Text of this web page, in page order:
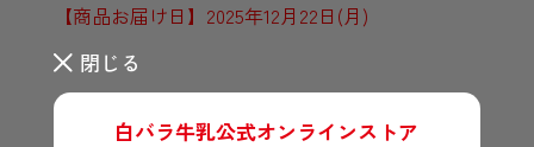
閉じる
白バラ牛乳公式オンラインストア
【商品お届け日】2025年12月22日(月)